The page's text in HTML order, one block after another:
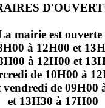
mairie est ouverte
à 12H00 et
à 12H00 et
de 10H00 à
vendredi de 09H00
et 13H30 à 17H00